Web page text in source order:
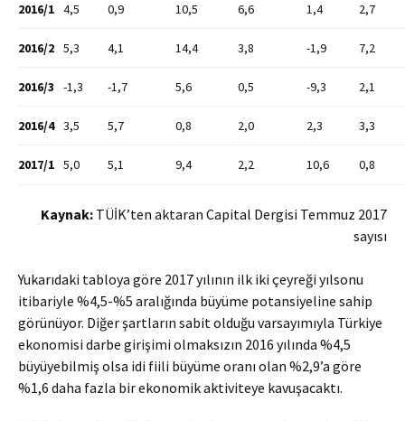
2016/1 4,5 0,9 10,5 6,6 1,4 2,7
2016/2 5,3 4,1 14,4 3,8 -1,9 7,2
2016/3 -1,3 -1,7 5,6 0,5 -9,3 2,1
2016/4 3,5 5,7 0,8 2,0 2,3 3,3
2017/1 5,0 5,1 9,4 2,2 10,6 0,8
Kaynak: TÜİK’ten aktaran Capital Dergisi Temmuz 2017
sayısı
Yukarıdaki tabloya göre 2017 yılının ilk iki çeyreği yılsonu
itibariyle %4,5-%5 aralığında büyüme potansiyeline sahip
görünüyor. Diğer şartların sabit olduğu varsayımıyla Türkiye
ekonomisi darbe girişimi olmaksızın 2016 yılında %4,5
büyüyebilmiş olsa idi fiili büyüme oranı olan %2,9’a göre
%1,6 daha fazla bir ekonomik aktiviteye kavuşacaktı.